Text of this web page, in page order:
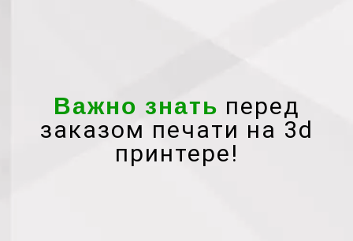
Важно знать перед
заказом печати на 3d
принтере!